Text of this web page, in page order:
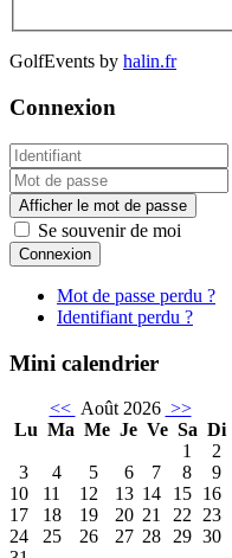
GolfEvents by halin.fr
Connexion
Afficher le mot de passe
Se souvenir de moi
Connexion
Mot de passe perdu ?
Identifiant perdu ?
Mini calendrier
<< Août 2026 >>
Lu Ma Me Je Ve Sa Di
1
2
3
4 5 6 7 8
9
10
11 12 13 14 15 16
17
18 19 20 21 22
23
24
25 26 27 28 29 30